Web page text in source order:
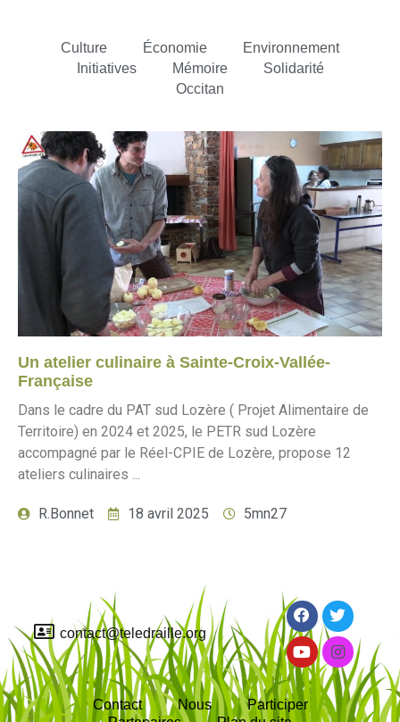
Culture Économie
Environnement
Initiatives
Mémoire
Solidarité
Occitan
Un atelier culinaire à Sainte-Croix-Vallée-
Française
Dans le cadre du PAT sud Lozère ( Projet Alimentaire de
Territoire) en 2024 et 2025, le PETR sud Lozère
accompagné par le Réel-CPIE de Lozère, propose 12
ateliers culinaires ...
R.Bonnet 18 avril 2025 5mn27
Contact Nous
Participer
contact@teledraille.org